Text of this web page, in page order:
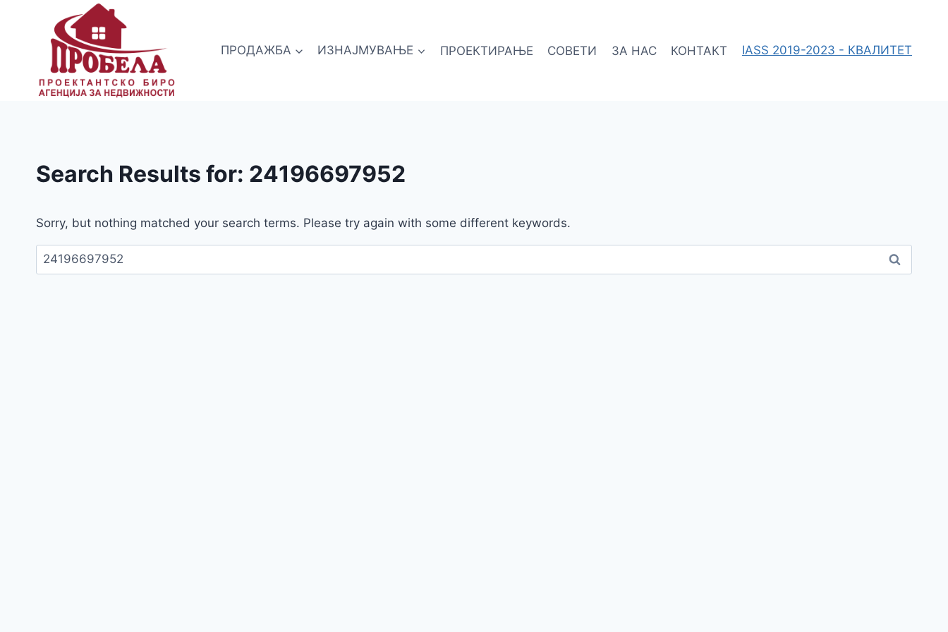
ПРОДАЖБА ИЗНАЈМУВАЊЕ ПРОЕКТИРАЊЕ СОВЕТИ ЗА НАС КОНТАКТ IASS 2019-2023 - КВАЛИТЕТ
Search Results for: 24196697952
Sorry, but nothing matched your search terms. Please try again with some different keywords.
Пребарувај
за: